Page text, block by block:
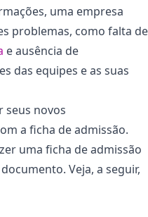
uma empresa
problemas, como falta de
e ausência de
das equipes e as suas
seus novos
a ficha de admissão.
uma ficha de admissão
Veja, a seguir,